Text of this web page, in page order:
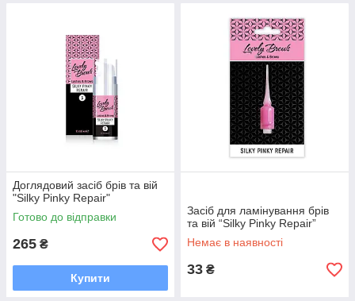
Доглядовий засіб брів та вій
"Silky Pinky Repair"
Готово до відправки
265 ₴
Купити
Засіб для ламінування брів
та вій “Silky Pinky Repair”
Немає в наявності
33 ₴